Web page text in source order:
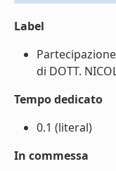
Label
di DOTT.
Tempo dedicato
0.1 (literal)
In commessa